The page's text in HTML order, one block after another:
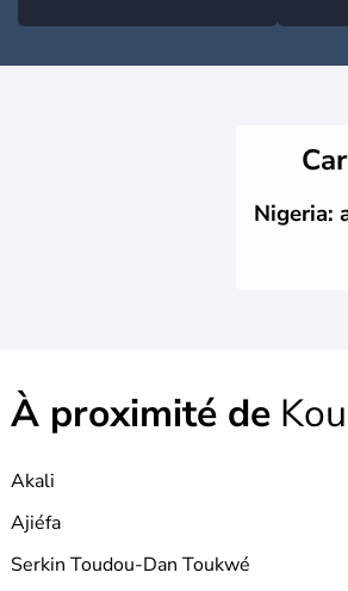
Nigeria:
À proximité de
Akali
Ajiéfa
Serkin Toudou-Dan Toukwé